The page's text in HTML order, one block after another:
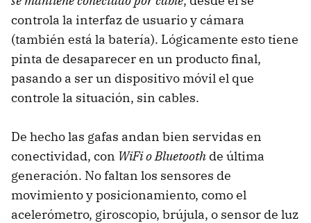
controla la interfaz de usuario y cámara
(también está la batería). Lógicamente esto tiene
pinta de desaparecer en un producto final,
pasando a ser un dispositivo móvil el que
controle la situación, sin cables.
De hecho las gafas andan bien servidas en
conectividad, con WiFi o Bluetooth de última
generación. No faltan los sensores de
movimiento y posicionamiento, como el
acelerómetro, giroscopio, brújula, o sensor de luz